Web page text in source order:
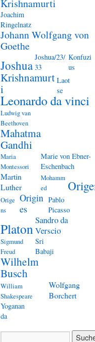
Krishnamurti
Joachim
Ringelnatz
Johann Wolfgang von
Goethe
Joshua
Joshua/23/
33
Konfuzi
us
Krishnamurt
i
Laot
se
Leonardo da vinci
Ludwig van
Beethoven
Mahatma
Gandhi
Maria
Montessori
Marie von Ebner-
Eschenbach
Martin
Luther
Mohamm
ed
Orige
ns
Origin
es
Pablo
Picasso
Platon
Sandro da
Verscio
Sigmund
Freud
Sri
Babaji
Wilhelm
Busch
William
Shakespeare
Wolfgang
Borchert
Yoganan
da